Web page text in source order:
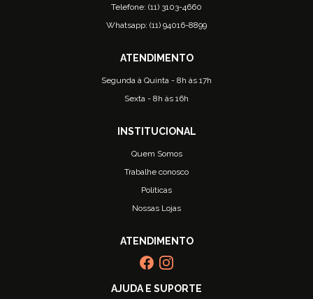
Telefone: (11) 3103-4660
Whatsapp: (11) 94016-8899
Segunda à Quinta - 8h às 17h
Sexta - 8h às 16h
Quem Somos
Trabalhe conosco
Políticas
Nossas Lojas